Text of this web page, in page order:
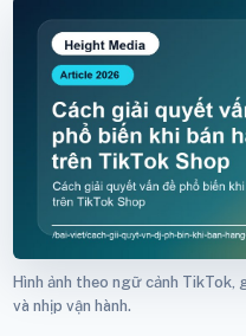
Hình ảnh theo ngữ cảnh TikTok,
và nhịp vận hành.